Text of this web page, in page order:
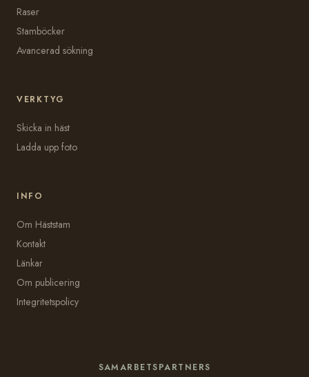
Raser
Stamböcker
Avancerad sökning
VERKTYG
Skicka in häst
Ladda upp foto
INFO
Om Häststam
Kontakt
Länkar
Om publicering
Integritetspolicy
SAMARBETSPARTNERS